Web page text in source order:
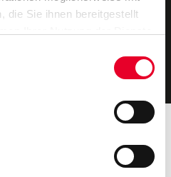
die Sie ihnen bereitgestellt